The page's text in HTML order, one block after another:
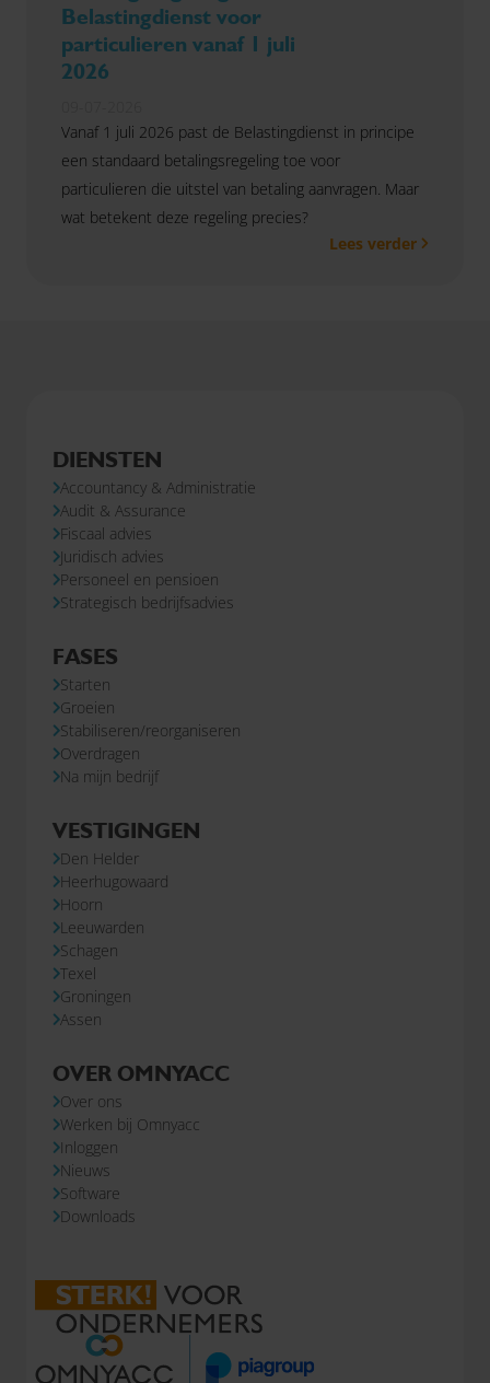
Belastingdienst voor
particulieren vanaf 1 juli
2026
Vanaf 1 juli 2026 past de Belastingdienst in principe
een standaard betalingsregeling toe voor
particulieren die uitstel van betaling aanvragen. Maar
wat betekent deze regeling precies?
Lees verder
DIENSTEN
Accountancy & Administratie
Audit & Assurance
Fiscaal advies
Juridisch advies
Personeel en pensioen
Strategisch bedrijfsadvies
FASES
Starten
Groeien
Stabiliseren/reorganiseren
Overdragen
Na mijn bedrijf
VESTIGINGEN
Den Helder
Heerhugowaard
Hoorn
Leeuwarden
Schagen
Texel
Groningen
Assen
OVER OMNYACC
Over ons
Werken bij Omnyacc
Inloggen
Nieuws
Software
Downloads